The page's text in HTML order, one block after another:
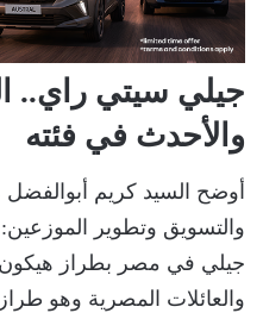
جيلي سيتي راي..
والأحدث في فئته
أوضح السيد كريم أبوالفضل
والتسويق وتطوير الموزعين:
جيلي في مصر بطراز هيكون
والعائلات المصرية وهو